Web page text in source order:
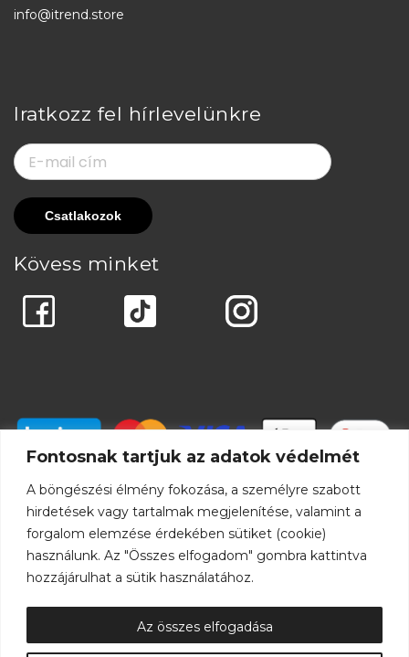
Fontosnak tartjuk az adatok védelmét
A böngészési élmény fokozása, a személyre szabott
hirdetések vagy tartalmak megjelenítése, valamint a
forgalom elemzése érdekében sütiket (cookie)
használunk. Az "Összes elfogadom" gombra kattintva
hozzájárulhat a sütik használatához.
Az összes elfogadása
info@itrend.store
Iratkozz fel hírlevelünkre
Kövess minket